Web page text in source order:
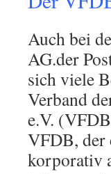
Auch bei
AG.der
sich viele
Verband
e.V.
VFDB, der
korporativ